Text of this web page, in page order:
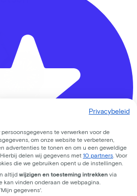
ONE77 C:62 TM
MATRIX (2026)
Privacybeleid
te verwerken voor de
om onze website te verbeteren,
advertenties te tonen en om u een geweldige
delen wij gegevens met 10 partners . Voor
die we gebruiken opent u de instellingen.
altijd wijzigen en toesteming intrekken via
kan vinden onderaan de webpagina.
gegevens'.